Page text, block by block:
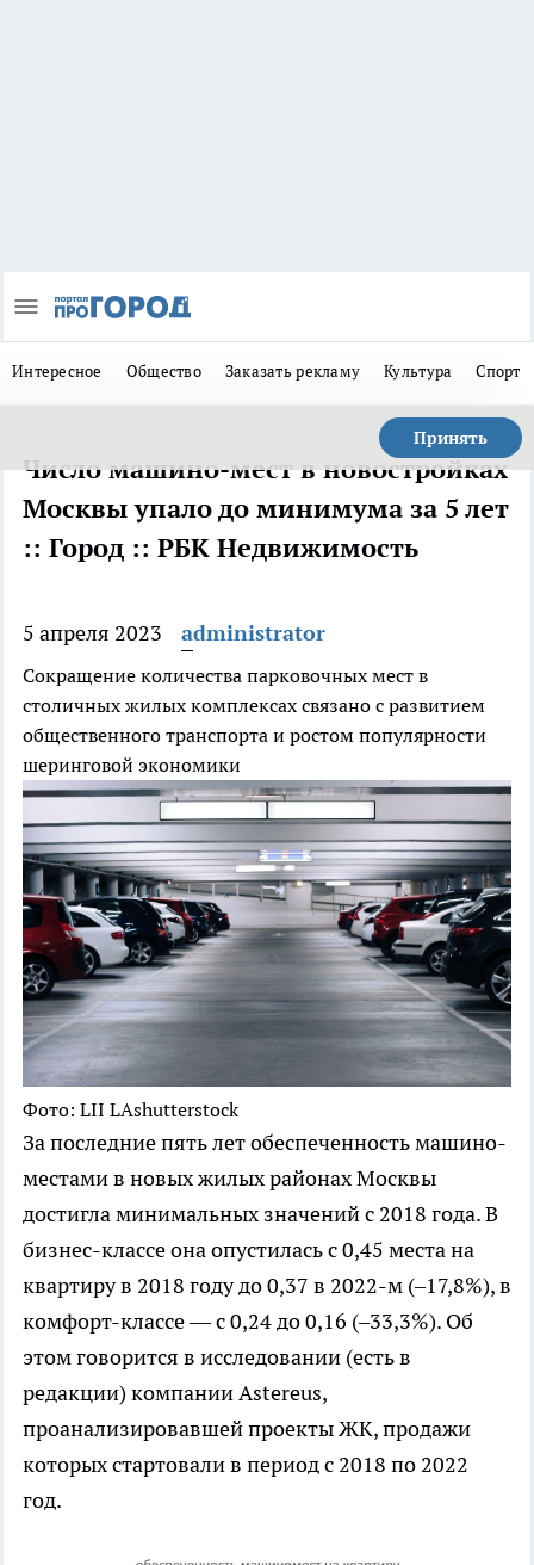
Интересное Общество Заказать рекламу Культура Спорт
Принять
Число машино-мест в новостройках
Москвы упало до минимума за 5 лет
:: Город :: РБК Недвижимость
5 апреля 2023 administrator
Сокращение количества парковочных мест в
столичных жилых комплексах связано с развитием
общественного транспорта и ростом популярности
шеринговой экономики
Фото: LII LAshutterstock
За последние пять лет обеспеченность машино-
местами в новых жилых районах Москвы
достигла минимальных значений с 2018 года. В
бизнес-классе она опустилась с 0,45 места на
квартиру в 2018 году до 0,37 в 2022-м (–17,8%), в
комфорт-классе — с 0,24 до 0,16 (–33,3%). Об
этом говорится в исследовании (есть в
редакции) компании Astereus,
проанализировавшей проекты ЖК, продажи
которых стартовали в период с 2018 по 2022
год.